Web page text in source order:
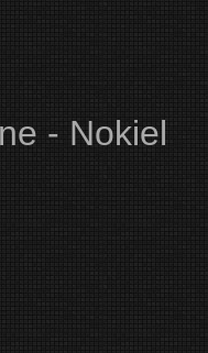
- Nokiel